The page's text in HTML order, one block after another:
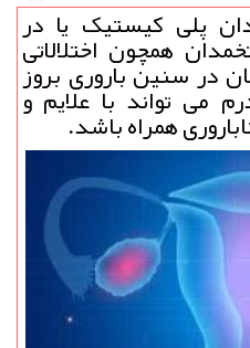
پلی کیستیک یا در
همچون اختلالاتی
در سنین باروری بروز
می تواند با علایم و
همراه باشد.